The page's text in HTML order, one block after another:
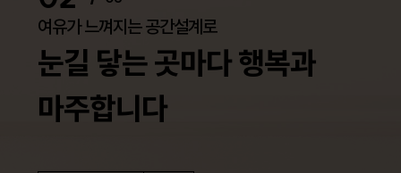
여유가 느껴지는 공간설계로
눈길 닿는 곳마다 행복과
마주합니다